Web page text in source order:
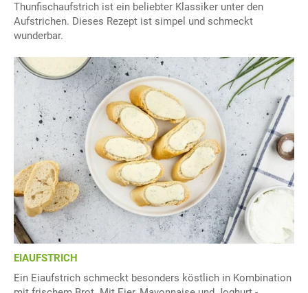
Thunfischaufstrich ist ein beliebter Klassiker unter den
Aufstrichen. Dieses Rezept ist simpel und schmeckt
wunderbar.
EIAUFSTRICH
Ein Eiaufstrich schmeckt besonders köstlich in Kombination